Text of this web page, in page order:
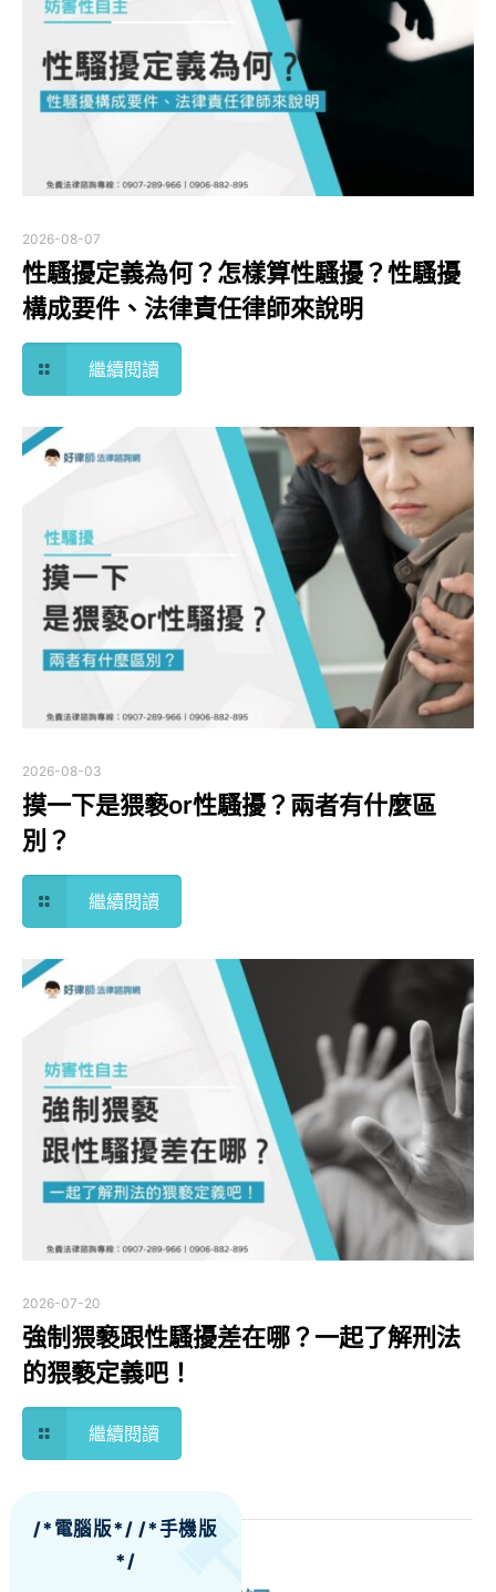
2026-08-07
性騷擾定義為何？怎樣算性騷擾？性騷擾
構成要件、法律責任律師來說明
繼續閱讀
2026-08-03
摸一下是猥褻or性騷擾？兩者有什麼區
別？
繼續閱讀
2026-07-20
強制猥褻跟性騷擾差在哪？一起了解刑法
的猥褻定義吧！
繼續閱讀
/*電腦版*//*手機版
*/